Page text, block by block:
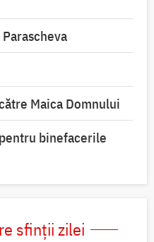
Maica Domnului
binefacerile
sfinții zilei